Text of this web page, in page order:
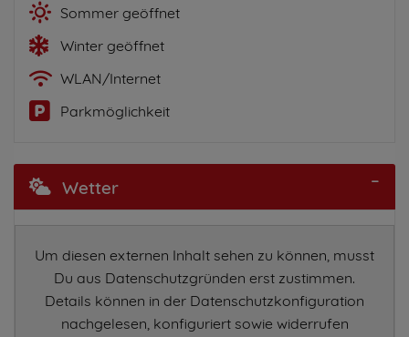
Sommer geöffnet
Winter geöffnet
WLAN/Internet
Parkmöglichkeit
Wetter
Um diesen externen Inhalt sehen zu können, musst
Du aus Datenschutzgründen erst zustimmen.
Details können in der Datenschutzkonfiguration
nachgelesen, konfiguriert sowie widerrufen